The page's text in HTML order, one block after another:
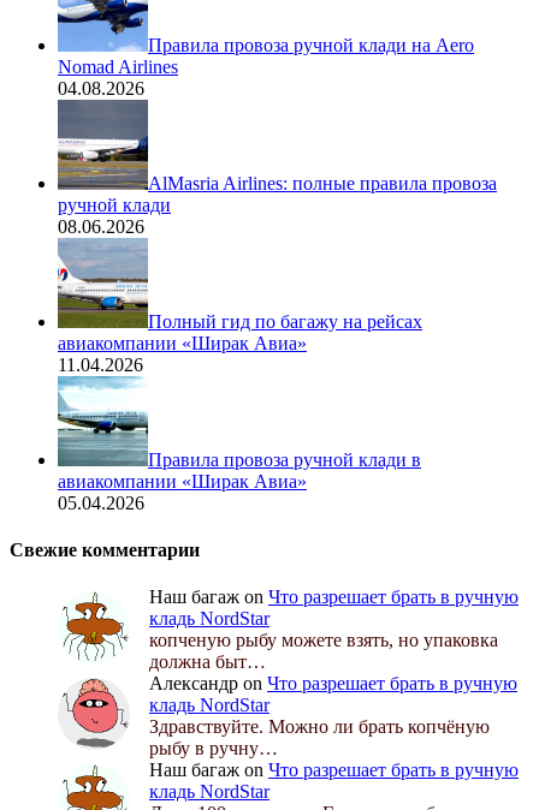
Правила провоза ручной клади на Aero
Nomad Airlines
04.08.2026
AlMasria Airlines: полные правила провоза
ручной клади
08.06.2026
Полный гид по багажу на рейсах
авиакомпании «Ширак Авиа»
11.04.2026
Правила провоза ручной клади в
авиакомпании «Ширак Авиа»
05.04.2026
Свежие комментарии
Наш багаж on Что разрешает брать в ручную
кладь NordStar
копченую рыбу можете взять, но упаковка
должна быт…
Александр on Что разрешает брать в ручную
кладь NordStar
Здравствуйте. Можно ли брать копчёную
рыбу в ручну…
Наш багаж on Что разрешает брать в ручную
кладь NordStar